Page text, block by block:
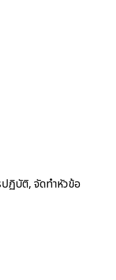
ฏิบัติ, จัดทำหัวข้อ